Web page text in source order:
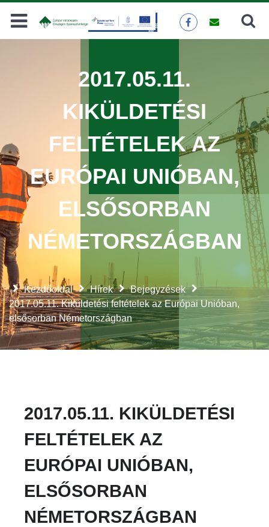
Keresés
Kezdőoldal Hírek
Bejegyzések
2017.05.11. Kiküldetési feltételek az Európai Unióban,
elsősorban Németországban
2017.05.11.
KIKÜLDETÉSI
FELTÉTELEK AZ
EURÓPAI UNIÓBAN,
ELSŐSORBAN
NÉMETORSZÁGBAN
2017.05.11. KIKÜLDETÉSI
FELTÉTELEK AZ
EURÓPAI UNIÓBAN,
ELSŐSORBAN
NÉMETORSZÁGBAN